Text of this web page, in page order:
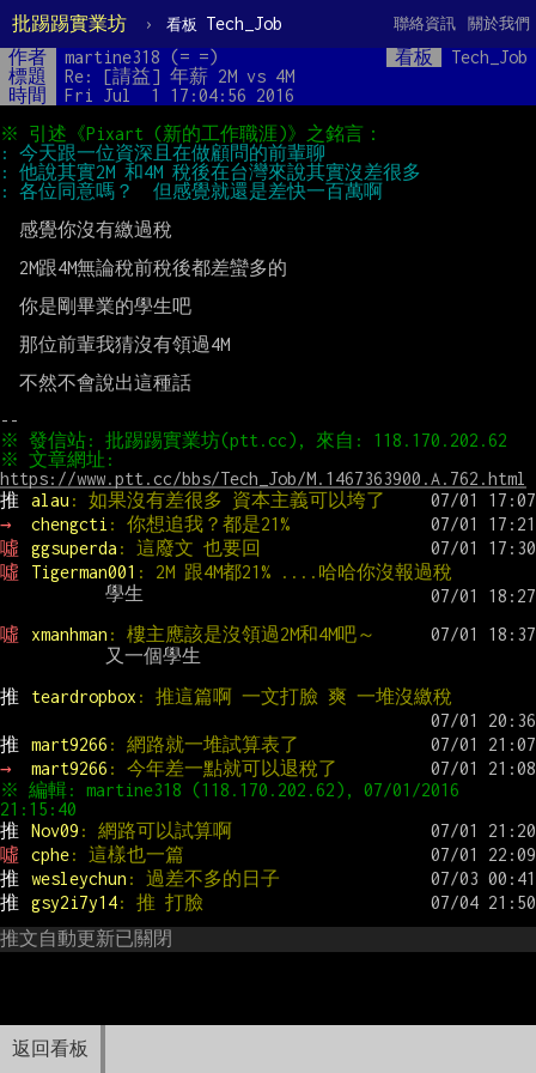
批踢踢實業坊 › 看板 Tech_Job 關於我們
聯絡資訊
返回看板
作者 martine318 (= =) 看板
Tech_Job
標題
Re: [請益] 年薪 2M vs 4M
時間
Fri Jul  1 17:04:56 2016
https://www.ptt.cc/bbs/Tech_Job/M.1467363900.A.762.html
推
alau : 如果沒有差很多 資本主義可以垮了
→
chengcti : 你想追我？都是21%
噓
ggsuperda : 這廢文 也要回
噓
Tigerman001 : 2M 跟4M都21% ....哈哈你沒報過稅
噓
xmanhman : 樓主應該是沒領過2M和4M吧～
推
teardropbox : 推這篇啊 一文打臉 爽 一堆沒繳稅
推 mart9266 : 網路就一堆試算表了
→
mart9266 : 今年差一點就可以退稅了
※ 編輯: martine318 (118.170.202.62), 07/01/2016
推
Nov09 : 網路可以試算啊
噓
cphe: 這樣也一篇
推
wesleychun : 過差不多的日子
推
gsy2i7y14: 推 打臉
推文自動更新已關閉